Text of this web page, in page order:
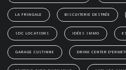
LA FRINGALE BISCUITERIE DESTRÉE
SDC LOCATIONS IDÉES IMMO
GARAGE CUSTINNE DRINK CENTER